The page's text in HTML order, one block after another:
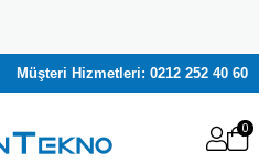
Müşteri Hizmetleri: 0212 252 40 60
0